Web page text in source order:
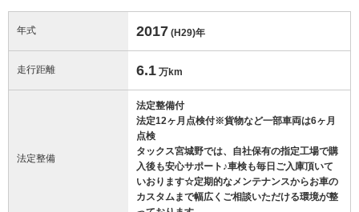
年式 2017 (H29)年
走行距離 6.1 万km
法定整備
法定整備付
法定12ヶ月点検付※貨物など一部車両は6ヶ月
点検
タックス宮城野では、自社保有の指定工場で購
入後も安心サポート♪車検も毎日ご入庫頂いて
いおります☆定期的なメンテナンスからお車の
カスタムまで幅広くご相談いただける環境が整